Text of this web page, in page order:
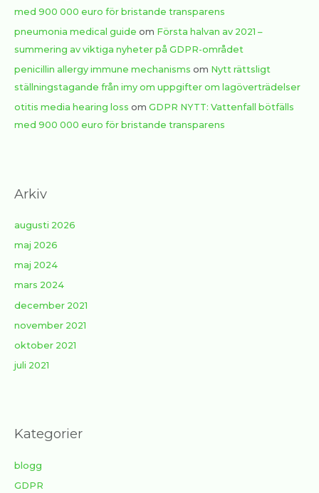
med 900 000 euro för bristande transparens
pneumonia medical guide om Första halvan av 2021 –
summering av viktiga nyheter på GDPR-området
penicillin allergy immune mechanisms om Nytt rättsligt
ställningstagande från imy om uppgifter om lagöverträdelser
otitis media hearing loss om GDPR NYTT: Vattenfall bötfälls
med 900 000 euro för bristande transparens
Arkiv
augusti 2026
maj 2026
maj 2024
mars 2024
december 2021
november 2021
oktober 2021
juli 2021
Kategorier
blogg
GDPR